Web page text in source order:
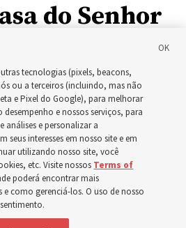
do Senhor
Cody Wyoming em outubro será
Élder Clark G. Gilbert
Compartilhar
Espanhol
tecnologias (pixels, beacons,
ou a terceiros (incluindo, mas não
e Pixel do Google), para melhorar
e nossos serviços, para
análises e personalizar a
seus interesses em nosso site e em
utilizando nosso site, você
etc. Visite nossos Terms of
poderá encontrar mais
como gerenciá-los. O uso de nosso